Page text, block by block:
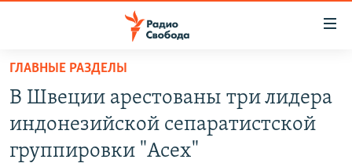
упрощенного
доступа
основному
ПОДКАСТЫ
АВТОРСКИЕ ПРОЕКТЫ
ГЛАВНЫЕ РАЗДЕЛЫ
В Швеции арестованы три лидера
индонезийской сепаратистской
группировки "Асех"